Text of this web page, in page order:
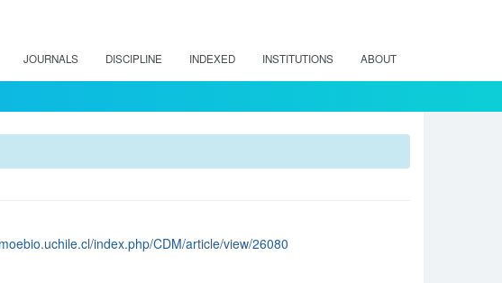
JOURNALS DISCIPLINE INDEXED INSTITUTIONS ABOUT
index.php/CDM/article/view/26080